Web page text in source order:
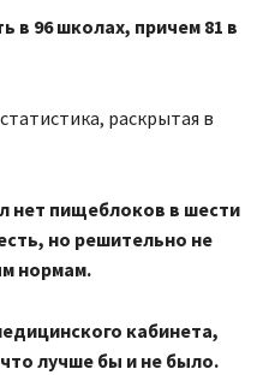
в 96 школах, причем 81 в
раскрытая в
нет пищеблоков в шести
но решительно не
нормам.
кабинета,
лучше бы и не было.